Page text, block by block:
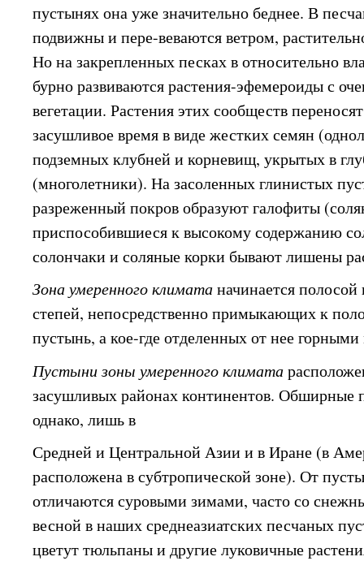
пустынях она уже значительно беднее. В
подвижны и пере-веваются ветром,
Но на закрепленных песках в относительно
бурно развиваются растения-эфемероиды с
вегетации. Растения этих сообществ
засушливое время в виде жестких семян
подземных клубней и корневищ, укрытых в
(многолетники). На засоленных глинистых
разреженный покров образуют галофиты
приспособившиеся к высокому содержанию
солончаки и соляные корки бывают лишены
Зона умеренного климатаначинается
степей, непосредственно примыкающих к
пустынь, а кое-где отделенных от нее
Пустыни зоны умеренного климата
засушливых районах континентов.
однако, лишь в
Средней и Центральной Азии и в Иране (в
расположена в субтропической зоне). От
отличаются суровыми зимами, часто со
весной в наших среднеазиатских песчаных
цветут тюльпаны и другие луковичные